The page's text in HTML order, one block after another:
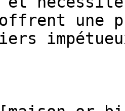
offrent une